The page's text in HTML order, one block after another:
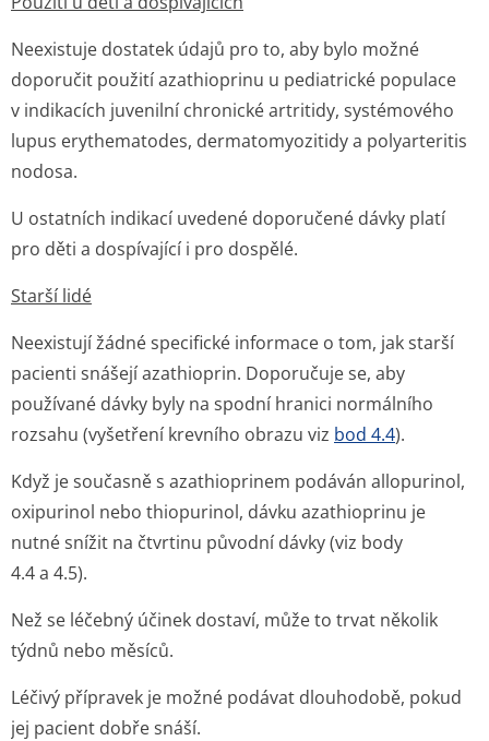
Neexistuje dostatek údajů pro to, aby bylo možné
doporučit použití azathioprinu u pediatrické populace
v indikacích juvenilní chronické artritidy, systémového
lupus erythematodes, dermatomyozitidy a polyarteritis
nodosa.
U ostatních indikací uvedené doporučené dávky platí
pro děti a dospívající i pro dospělé.
Starší lidé
Neexistují žádné specifické informace o tom, jak starší
pacienti snášejí azathioprin. Doporučuje se, aby
používané dávky byly na spodní hranici normálního
rozsahu (vyšetření krevního obrazu viz bod 4.4).
Když je současně s azathioprinem podáván allopurinol,
oxipurinol nebo thiopurinol, dávku azathioprinu je
nutné snížit na čtvrtinu původní dávky (viz body
4.4 a 4.5).
Než se léčebný účinek dostaví, může to trvat několik
týdnů nebo měsíců.
Léčivý přípravek je možné podávat dlouhodobě, pokud
jej pacient dobře snáší.